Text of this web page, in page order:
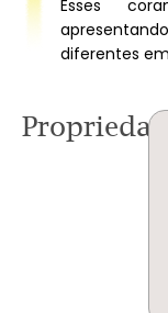
Esses
diferentes